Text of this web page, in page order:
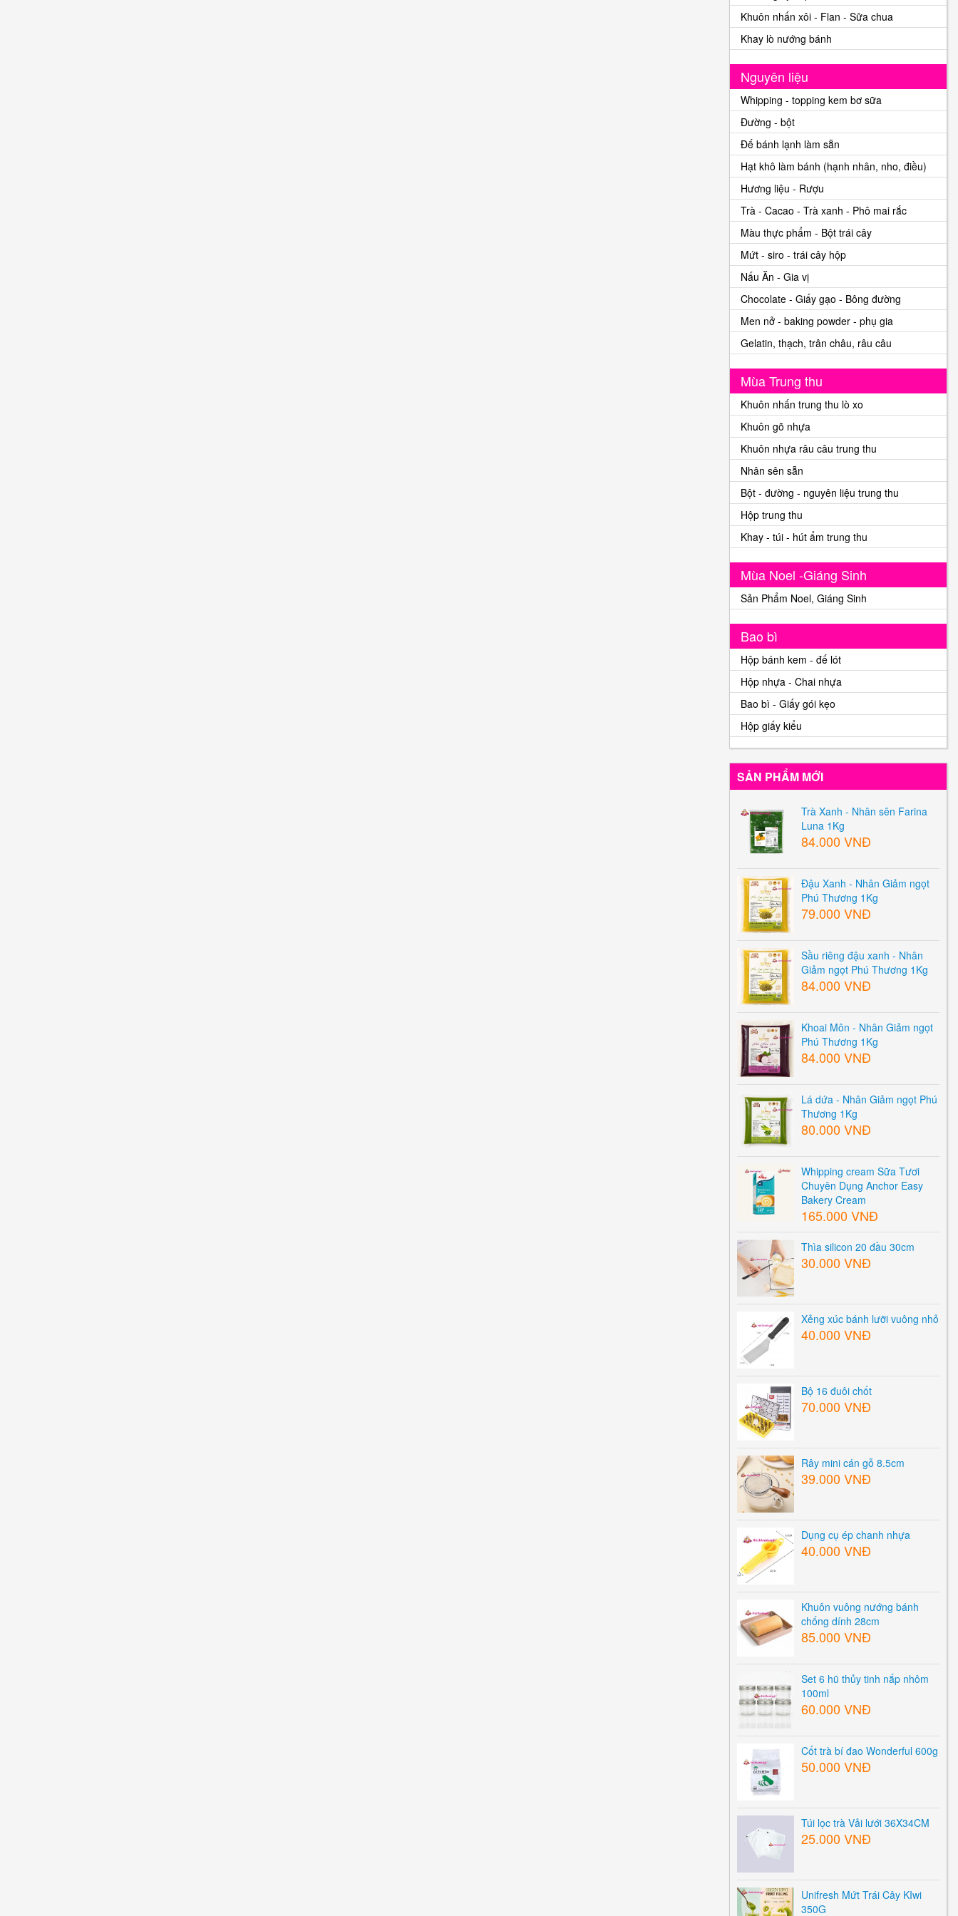
Khuôn nhấn xôi - Flan - Sữa chua
Khay lò nướng bánh
Nguyên liệu
Whipping - topping kem bơ sữa
Đường - bột
Đế bánh lạnh làm sẵn
Hạt khô làm bánh (hạnh nhân, nho, điều)
Hương liệu - Rượu
Trà - Cacao - Trà xanh - Phô mai rắc
Màu thực phẩm - Bột trái cây
Mứt - siro - trái cây hộp
Nấu Ăn - Gia vị
Chocolate - Giấy gạo - Bông đường
Men nở - baking powder - phụ gia
Gelatin, thạch, trân châu, râu câu
Mùa Trung thu
Khuôn nhấn trung thu lò xo
Khuôn gõ nhựa
Khuôn nhựa râu câu trung thu
Nhân sên sẵn
Bột - đường - nguyên liệu trung thu
Hộp trung thu
Khay - túi - hút ẩm trung thu
Mùa Noel -Giáng Sinh
Sản Phẩm Noel, Giáng Sinh
Bao bì
Hộp bánh kem - đế lót
Hộp nhựa - Chai nhựa
Bao bì - Giấy gói kẹo
Hộp giấy kiểu
SẢN PHẨM MỚI
Trà Xanh - Nhân sên Farina
Luna 1Kg
84.000 VNĐ
Đậu Xanh - Nhân Giảm ngọt
Phú Thương 1Kg
79.000 VNĐ
Sầu riêng đậu xanh - Nhân
Giảm ngọt Phú Thương 1Kg
84.000 VNĐ
Khoai Môn - Nhân Giảm ngọt
Phú Thương 1Kg
84.000 VNĐ
Lá dứa - Nhân Giảm ngọt Phú
Thương 1Kg
80.000 VNĐ
Whipping cream Sữa Tươi
Chuyên Dụng Anchor Easy
Bakery Cream
165.000 VNĐ
Thìa silicon 20 đầu 30cm
30.000 VNĐ
Xẻng xúc bánh lưỡi vuông nhỏ
40.000 VNĐ
Bộ 16 đuôi chốt
70.000 VNĐ
Rây mini cán gỗ 8.5cm
39.000 VNĐ
Dụng cụ ép chanh nhựa
40.000 VNĐ
Khuôn vuông nướng bánh
chống dính 28cm
85.000 VNĐ
Set 6 hũ thủy tinh nắp nhôm
100ml
60.000 VNĐ
Cốt trà bí đao Wonderful 600g
50.000 VNĐ
Túi lọc trà Vải lưới 36X34CM
25.000 VNĐ
Unifresh Mứt Trái Cây KIwi
350G